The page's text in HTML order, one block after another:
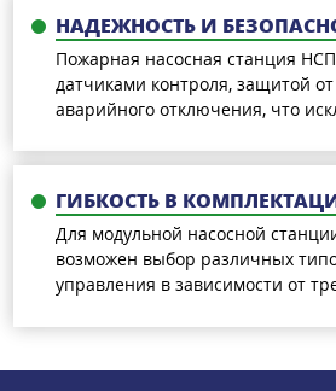
НАДЕЖНОСТЬ И
Пожарная насосная станция
датчиками контроля, защитой
аварийного отключения, что
ГИБКОСТЬ В
Для модульной насосной
возможен выбор различных
управления в зависимости от